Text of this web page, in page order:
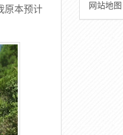
原本预计
网站地图